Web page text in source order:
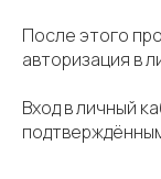
После этого
авторизация в
Вход в личный